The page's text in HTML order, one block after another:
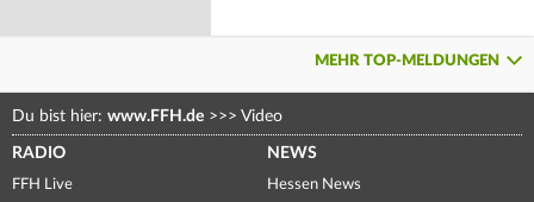
MEHR TOP-MELDUNGEN
Du bist hier: www.FFH.de >>> Video
RADIO
FFH Live
NEWS
Hessen News